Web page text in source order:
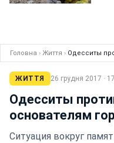
Головна › Життя › Одесситы
ЖИТТЯ 26 грудня 2017 ·
Одесситы
основателям
Ситуация вокруг